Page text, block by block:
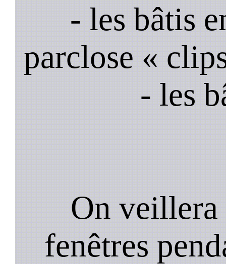
- les bâtis
parclose «
- les
On veillera
fenêtres